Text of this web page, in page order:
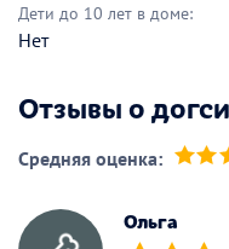
Дети до 10 лет в доме:
Нет
Отзывы о
Средняя оценка:
Ольга